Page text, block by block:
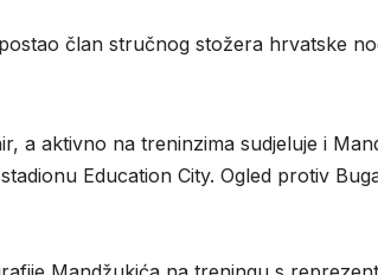
član stručnog stožera hrvatske
a aktivno na treninzima sudjeluje i
Education City. Ogled protiv